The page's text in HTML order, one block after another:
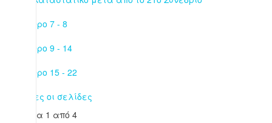
Άρθρο 7 - 8
Άρθρο 9 - 14
Άρθρο 15 - 22
Όλες οι σελίδες
Σελίδα 1 από 4